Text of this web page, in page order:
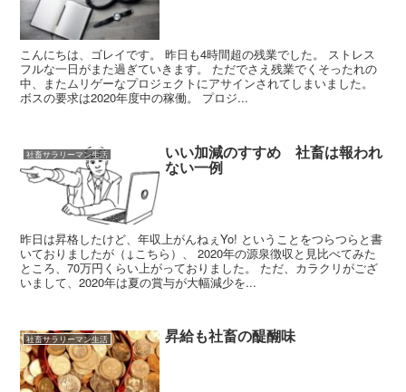
こんにちは、ゴレイです。 昨日も4時間超の残業でした。 ストレス
フルな一日がまた過ぎていきます。 ただでさえ残業でくそったれの
中、またムリゲーなプロジェクトにアサインされてしまいました。
ボスの要求は2020年度中の稼働。 プロジ...
社畜サラリーマン生活 いい加減のすすめ 社畜は報われ
ない一例
昨日は昇格したけど、年収上がんねぇYo! ということをつらつらと書
いておりましたが（↓こちら）、 2020年の源泉徴収と見比べてみた
ところ、70万円くらい上がっておりました。 ただ、カラクリがござ
いまして、2020年は夏の賞与が大幅減少を...
社畜サラリーマン生活 昇給も社畜の醍醐味